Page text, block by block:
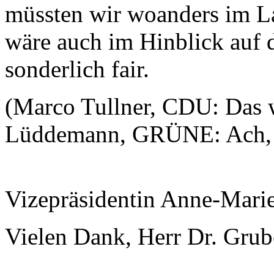
müssten wir woanders im
wäre auch im Hinblick auf
sonderlich fair.
(Marco Tullner, CDU:
Lüddemann, GRÜNE:
Vizepräsidentin Anne-
Vielen Dank, Herr Dr.